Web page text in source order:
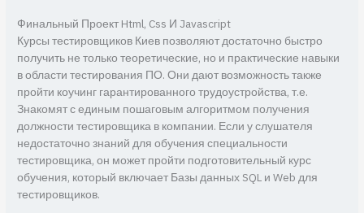
Финальный Проект Html, Css И Javascript
Курсы тестировщиков Киев позволяют достаточно быстро
получить не только теоретические, но и практические навыки
в области тестирования ПО. Они дают возможность также
пройти коучинг гарантированного трудоустройства, т.е.
Знакомят с единым пошаговым алгоритмом получения
должности тестировщика в компании. Если у слушателя
недостаточно знаний для обучения специальности
тестировщика, он может пройти подготовительный курс
обучения, который включает Базы данных SQL и Web для
тестировщиков.